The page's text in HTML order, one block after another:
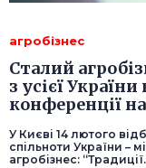
агробізнес
Сталий
з усієї
конференції
У Києві 14 лютого
спільноти України –
агробізнес: